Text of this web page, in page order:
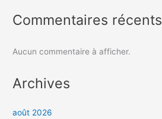
Commentaires récents
Aucun commentaire à afficher.
Archives
août 2026